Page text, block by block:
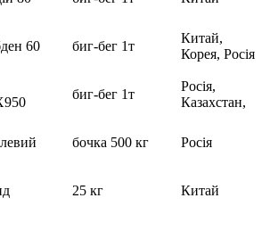
60 биг-бег 1т
Китай,
Корея, Росія
биг-бег 1т
Росія,
Казахстан,
бочка 500 кг Росія
25 кг Китай